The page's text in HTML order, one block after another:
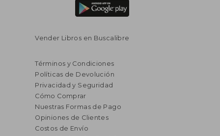
Vender Libros en Buscalibre
Términos y Condiciones
Políticas de Devolución
Privacidad y Seguridad
Cómo Comprar
Nuestras Formas de Pago
Opiniones de Clientes
Costos de Envío